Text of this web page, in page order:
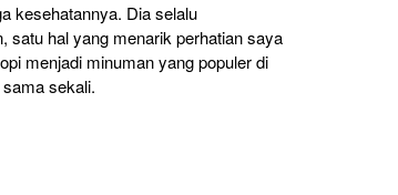
kesehatannya. Dia selalu
satu hal yang menarik perhatian saya
menjadi minuman yang populer di
sekali.